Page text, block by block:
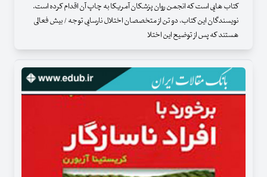
کتاب هایی است که انجمن روان پزشکان آمریکا به چاپ آن اقدام کرده است.
نویسندگان این کتاب، دو تن از متخصصان اختلال نارسایی توجه / بیش فعالی
هستند که پس از توضیح این اختلا